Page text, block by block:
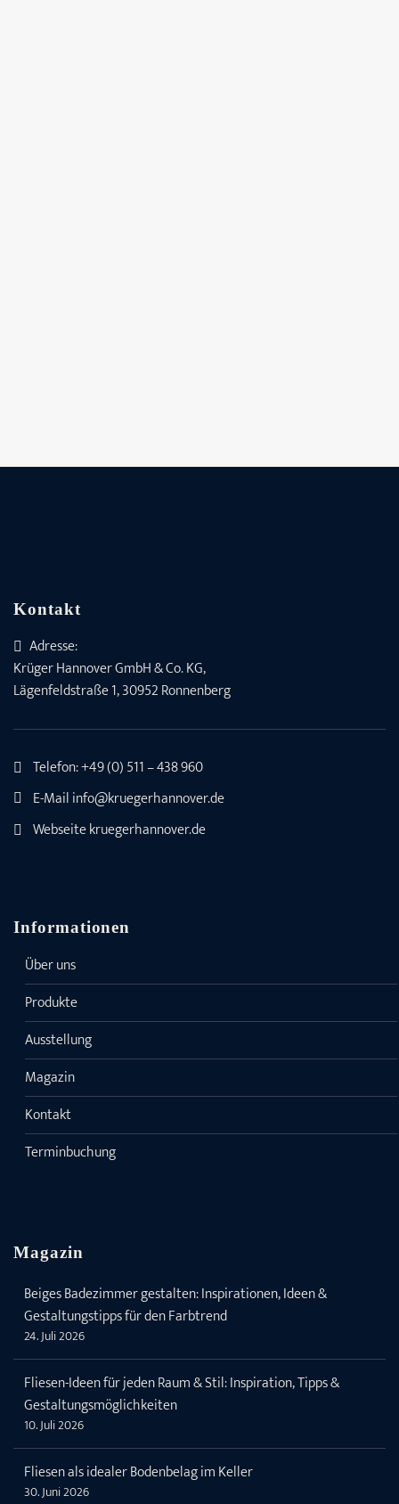
Kontakt
Adresse:
Krüger Hannover GmbH & Co. KG,
Lägenfeldstraße 1, 30952 Ronnenberg
Telefon:+49 (0) 511 – 438 960
E-Mailinfo@kruegerhannover.de
Webseitekruegerhannover.de
Informationen
Über uns
Produkte
Ausstellung
Magazin
Kontakt
Terminbuchung
Magazin
Beiges Badezimmer gestalten: Inspirationen, Ideen &
Gestaltungstipps für den Farbtrend
24. Juli 2026
Fliesen-Ideen für jeden Raum & Stil: Inspiration, Tipps &
Gestaltungsmöglichkeiten
10. Juli 2026
Fliesen als idealer Bodenbelag im Keller
30. Juni 2026